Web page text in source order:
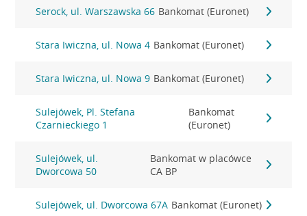
Serock, ul. Warszawska 66 Bankomat (Euronet)
Stara Iwiczna, ul. Nowa 4 Bankomat (Euronet)
Stara Iwiczna, ul. Nowa 9 Bankomat (Euronet)
Sulejówek, Pl. Stefana
Czarnieckiego 1
Bankomat
(Euronet)
Sulejówek, ul.
Dworcowa 50
Bankomat w placówce
CA BP
Sulejówek, ul. Dworcowa 67A Bankomat (Euronet)